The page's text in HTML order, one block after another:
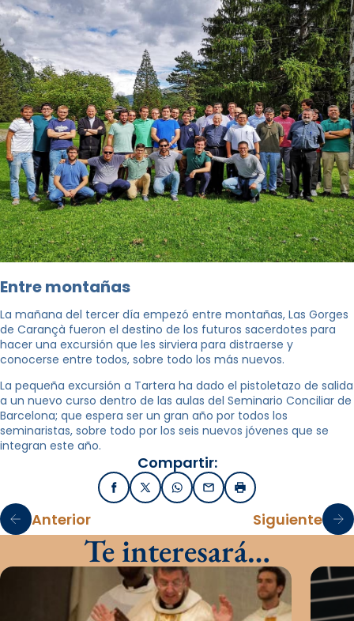
Entre montañas
La mañana del tercer día empezó entre montañas, Las Gorges
de Carançà fueron el destino de los futuros sacerdotes para
hacer una excursión que les sirviera para distraerse y
conocerse entre todos, sobre todo los más nuevos.
La pequeña excursión a Tartera ha dado el pistoletazo de salida
a un nuevo curso dentro de las aulas del Seminario Conciliar de
Barcelona; que espera ser un gran año por todos los
seminaristas, sobre todo por los seis nuevos jóvenes que se
integran este año.
Compartir:
FacebookX / TwitterWhatsApp
EmailImprimir
Anterior Siguiente
Te interesará…